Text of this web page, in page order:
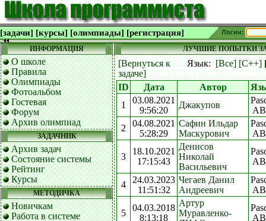
[задачи] [курсы] [олимпиады] [регистрация] Логин:
ИНФОРМАЦИЯ
О школе
Правила
Олимпиады
Фотоальбом
Гостевая
Форум
Архив олимпиад
ЗАДАЧНИК
Архив задач
Состояние системы
Рейтинг
Курсы
МЕТОДИЧКА
Новичкам
Работа в системе
ЛУЧШИЕ ПОПЫТКИ
[Вернуться к
задаче]
Язык:[Все] [C++]
ID Дата Автор
1
03.08.2021
9:56:20
Джакупов
2
04.08.2021
5:28:29
Сафин Ильдар
Маскурович
3
18.10.2021
17:15:43
Денисов
Николай
Васильевич
4
24.03.2023
11:51:32
Чегаев Данил
Андреевич
5
04.03.2018
8:13:18
Артур
Муравленко-